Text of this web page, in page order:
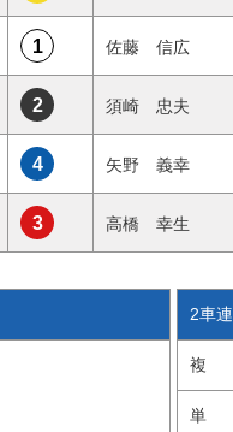
1 佐藤 信広
2 須崎 忠夫
4 矢野 義幸
3 高橋 幸生
2車連
複
単